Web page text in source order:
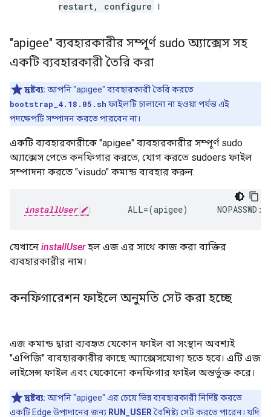
restart, configure
।
"apigee" ব্যবহারকারীর সম্পূর্ণ sudo অ্যাক্সেস সহ
একটি ব্যবহারকারী তৈরি করা
দ্রষ্টব্য: আপনি "apigee" ব্যবহারকারী তৈরি করতে
bootstrap_4.18.05.sh ফাইলটি চালানো না হওয়া পর্যন্ত এই
পদক্ষেপটি সম্পাদন করতে পারবেন না।
একটি ব্যবহারকারীকে "apigee" ব্যবহারকারীর সম্পূর্ণ sudo
অ্যাক্সেস পেতে কনফিগার করতে, যোগ করতে sudoers ফাইল
সম্পাদনা করতে "visudo" কমান্ড ব্যবহার করুন:
installUser
ALL=(apigee)      NOPASSWD:
যেখানে installUserহল এজ এর সাথে কাজ করা ব্যক্তির
ব্যবহারকারীর নাম।
কনফিগারেশন ফাইলে অনুমতি সেট করা হচ্ছে
এজ কমান্ড দ্বারা ব্যবহৃত যেকোন ফাইল বা সংস্থান অবশ্যই
"এপিজি" ব্যবহারকারীর কাছে অ্যাক্সেসযোগ্য হতে হবে। এটি এজ
লাইসেন্স ফাইল এবং যেকোনো কনফিগার ফাইল অন্তর্ভুক্ত করে।
দ্রষ্টব্য: আপনি "apigee" এর চেয়ে ভিন্ন ব্যবহারকারী নির্দিষ্ট করতে
একটি Edge উপাদানের জন্য RUN_USER বৈশিষ্ট্য সেট করতে পারেন। যদি